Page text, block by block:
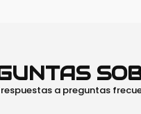
a preguntas